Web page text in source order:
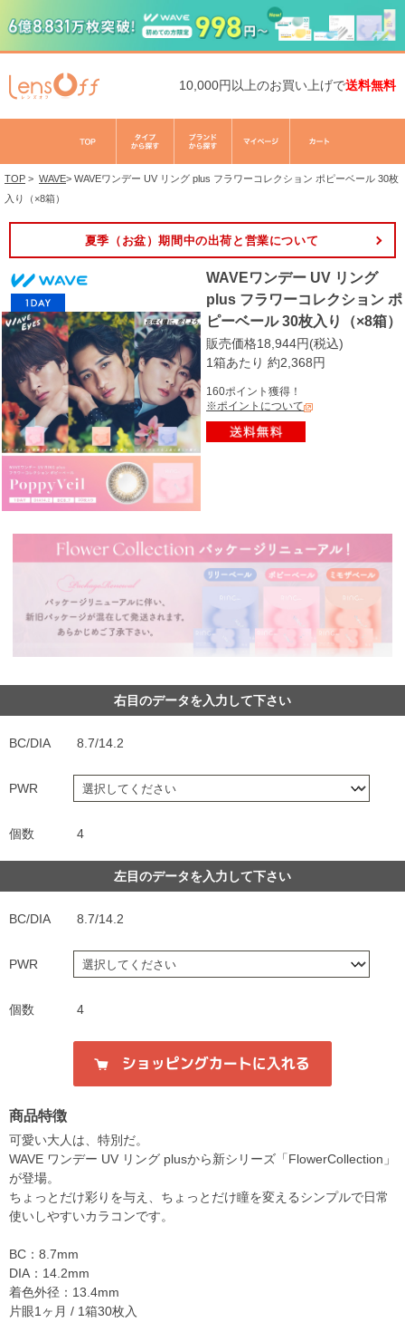
10,000円以上のお買い上げで送料無料
TOP > WAVE> WAVEワンデー UV リング plus フラワーコレクション ポピーベール 30枚
入り（×8箱）
夏季（お盆）期間中の出荷と営業について
WAVEワンデー UV リング
plus フラワーコレクション ポ
ピーベール 30枚入り（×8箱）
販売価格18,944円(税込)
1箱あたり 約2,368円
160ポイント獲得！
※ポイントについて
右目のデータを入力して下さい
BC/DIA 8.7/14.2
PWR
個数 4
左目のデータを入力して下さい
BC/DIA 8.7/14.2
PWR
個数 4
商品特徴
可愛い大人は、特別だ。
WAVE ワンデー UV リング plusから新シリーズ「FlowerCollection」
が登場。
ちょっとだけ彩りを与え、ちょっとだけ瞳を変えるシンプルで日常
使いしやすいカラコンです。
BC：8.7mm
DIA：14.2mm
着色外径：13.4mm
片眼1ヶ月 / 1箱30枚入